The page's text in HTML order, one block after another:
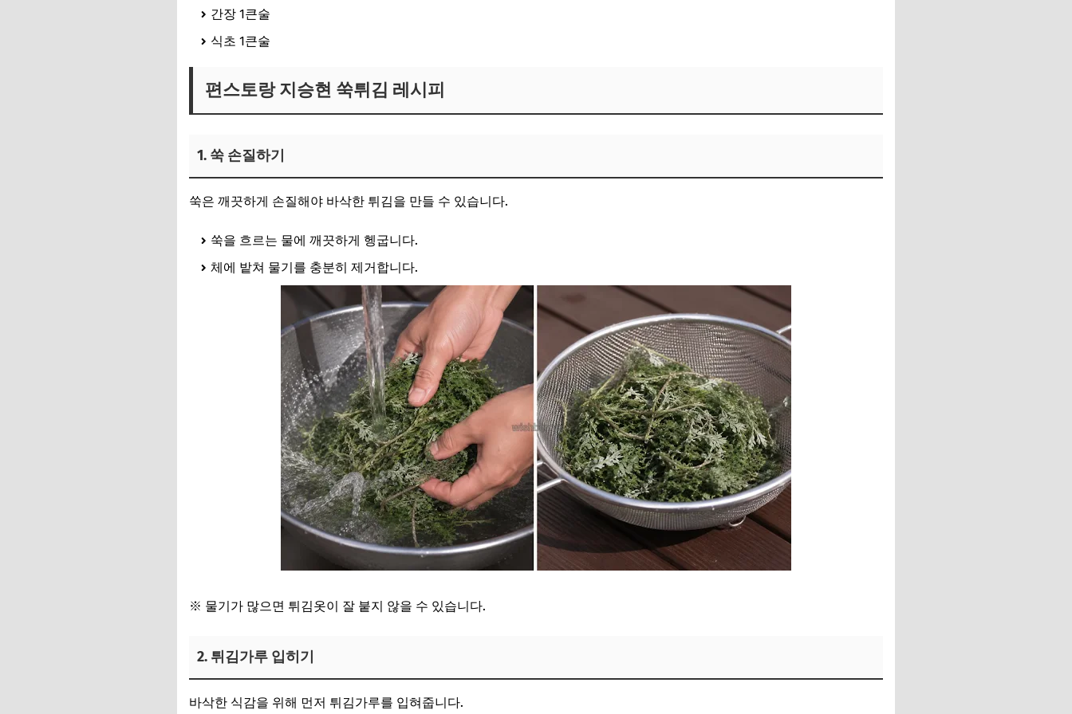
간장 1큰술
식초 1큰술
편스토랑 지승현 쑥튀김 레시피
1. 쑥 손질하기
쑥은 깨끗하게 손질해야 바삭한 튀김을 만들 수 있습니다.
쑥을 흐르는 물에 깨끗하게 헹굽니다.
체에 밭쳐 물기를 충분히 제거합니다.
※ 물기가 많으면 튀김옷이 잘 붙지 않을 수 있습니다.
2. 튀김가루 입히기
바삭한 식감을 위해 먼저 튀김가루를 입혀줍니다.